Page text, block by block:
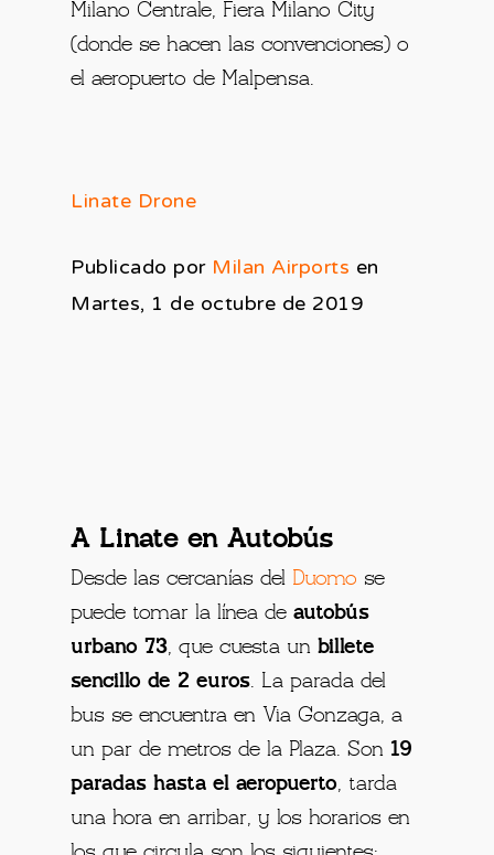
Milano Centrale, Fiera Milano City
(donde se hacen las convenciones) o
el aeropuerto de Malpensa.
Linate Drone
Publicado por Milan Airports en
Martes, 1 de octubre de 2019
A Linate en Autobús
Desde las cercanías del Duomo se
puede tomar la línea de autobús
urbano 73, que cuesta unbillete
sencillo de 2 euros. La parada del
bus se encuentra en Via Gonzaga, a
un par de metros de la Plaza. Son 19
paradas hasta el aeropuerto, tarda
una hora en arribar, y los horarios en